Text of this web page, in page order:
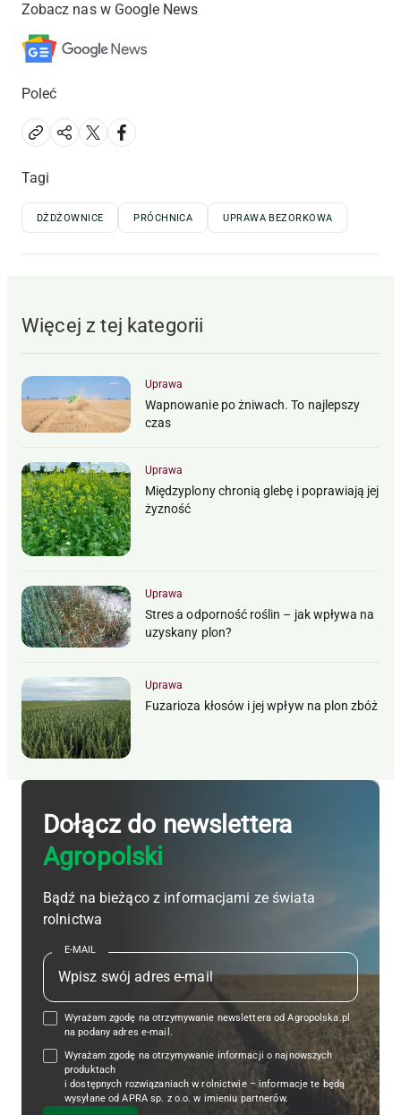
Zobacz nas w Google News
Poleć
Tagi
DŻDŻOWNICE PRÓCHNICA UPRAWA BEZORKOWA
Więcej z tej kategorii
Uprawa
Wapnowanie po żniwach. To najlepszy
czas
Uprawa
Międzyplony chronią glebę i poprawiają jej
żyzność
Uprawa
Stres a odporność roślin – jak wpływa na
uzyskany plon?
Uprawa
Fuzarioza kłosów i jej wpływ na plon zbóż
Dołącz do newslettera
Agropolski
Bądź na bieżąco z informacjami ze świata
rolnictwa
E-MAIL
Wyrażam zgodę na otrzymywanie newslettera od Agropolska.pl
na podany adres e-mail.
Wyrażam zgodę na otrzymywanie informacji o najnowszych
produktach
i dostępnych rozwiązaniach w rolnictwie – informacje te będą
wysyłane od APRA sp. z o.o. w imieniu partnerów.